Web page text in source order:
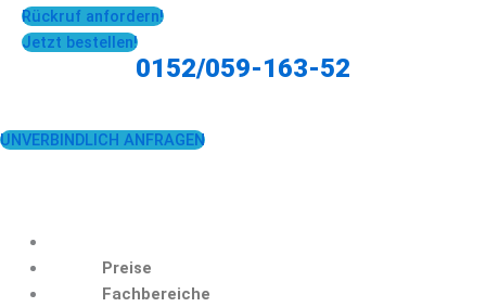
Rückruf anfordern!
Jetzt bestellen!
0152/059-163-52
UNVERBINDLICH ANFRAGEN
Preise
Fachbereiche